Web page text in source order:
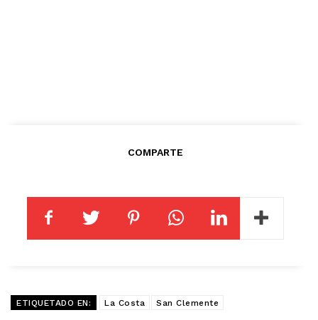
COMPARTE
ETIQUETADO EN: La Costa San Clemente